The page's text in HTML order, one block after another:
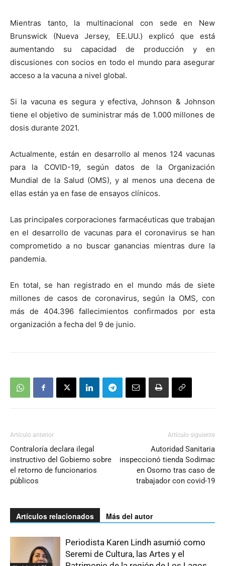
Mientras tanto, la multinacional con sede en New
Brunswick (Nueva Jersey, EE.UU.) explicó que está
aumentando su capacidad de producción y en
discusiones con socios en todo el mundo para asegurar
acceso a la vacuna a nivel global.
Si la vacuna es segura y efectiva, Johnson & Johnson
tiene el objetivo de suministrar más de 1.000 millones de
dosis durante 2021.
Actualmente, están en desarrollo al menos 124 vacunas
para la COVID-19, según datos de la Organización
Mundial de la Salud (OMS), y al menos una decena de
ellas están ya en fase de ensayos clínicos.
Las principales corporaciones farmacéuticas que trabajan
en el desarrollo de vacunas para el coronavirus se han
comprometido a no buscar ganancias mientras dure la
pandemia.
En total, se han registrado en el mundo más de siete
millones de casos de coronavirus, según la OMS, con
más de 404.396 fallecimientos confirmados por esta
organización a fecha del 9 de junio.
Artículo anterior
Contraloría declara ilegal
instructivo del Gobierno sobre
el retorno de funcionarios
públicos
Artículo siguiente
Autoridad Sanitaria
inspeccionó tienda Sodimac
en Osorno tras caso de
trabajador con covid-19
Artículos relacionados Más del autor
Periodista Karen Lindh asumió como
Seremi de Cultura, las Artes y el